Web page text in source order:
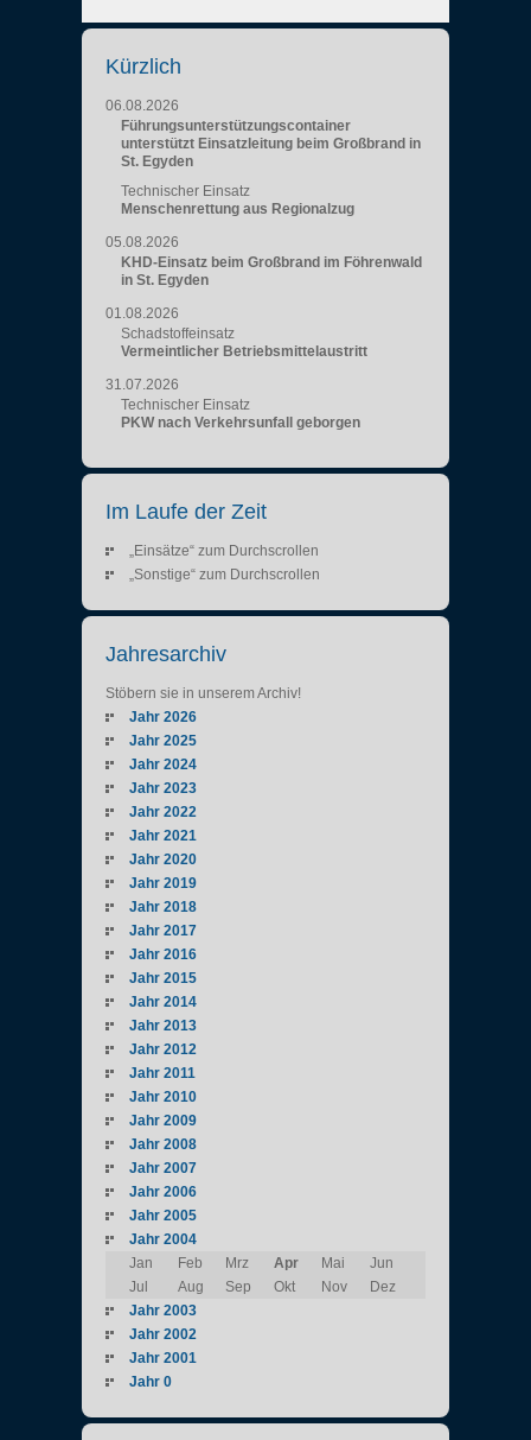
Kürzlich
06.08.2026
Führungsunterstützungscontainer
unterstützt Einsatzleitung beim Großbrand in
St. Egyden
Technischer Einsatz
Menschenrettung aus Regionalzug
05.08.2026
KHD-Einsatz beim Großbrand im Föhrenwald
in St. Egyden
01.08.2026
Schadstoffeinsatz
Vermeintlicher Betriebsmittelaustritt
31.07.2026
Technischer Einsatz
PKW nach Verkehrsunfall geborgen
Im Laufe der Zeit
„Einsätze“ zum Durchscrollen
„Sonstige“ zum Durchscrollen
Jahresarchiv
Stöbern sie in unserem Archiv!
Jahr 2026
Jahr 2025
Jahr 2024
Jahr 2023
Jahr 2022
Jahr 2021
Jahr 2020
Jahr 2019
Jahr 2018
Jahr 2017
Jahr 2016
Jahr 2015
Jahr 2014
Jahr 2013
Jahr 2012
Jahr 2011
Jahr 2010
Jahr 2009
Jahr 2008
Jahr 2007
Jahr 2006
Jahr 2005
Jahr 2004
Jan
Feb Mrz Apr Mai
Jun
Jul
Aug Sep Okt Nov
Dez
Jahr 2003
Jahr 2002
Jahr 2001
Jahr 0